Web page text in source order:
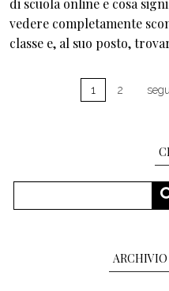
di scuola online e cosa
vedere completamente
classe e, al suo posto,
1 2